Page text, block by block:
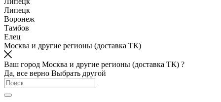
Липецк
Воронеж
Тамбов
Елец
Москва и другие регионы (доставка ТК)
Ваш город Москва и другие регионы (доставка ТК) ?
Да, все верно Выбрать другой